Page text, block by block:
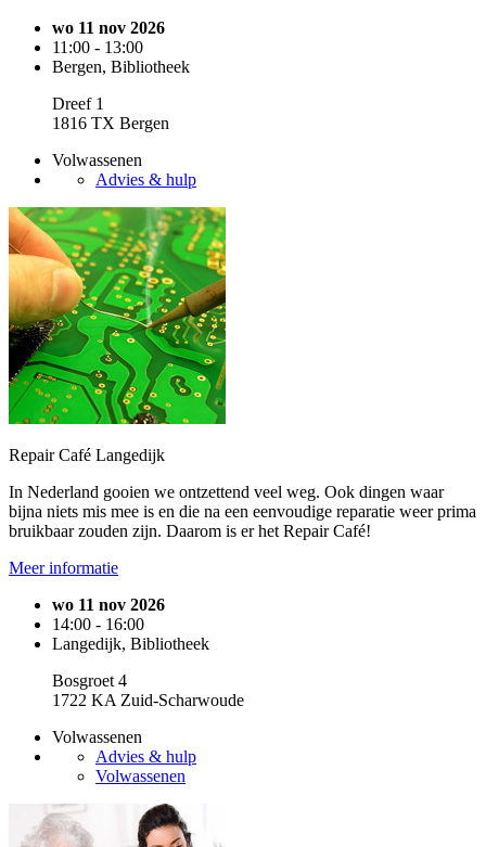
wo 11 nov 2026
11:00 - 13:00
Bergen, Bibliotheek
Dreef 1
1816 TX Bergen
Volwassenen
Advies & hulp
Repair Café Langedijk
In Nederland gooien we ontzettend veel weg. Ook dingen waar
bijna niets mis mee is en die na een eenvoudige reparatie weer prima
bruikbaar zouden zijn. Daarom is er het Repair Café!
Meer informatie
wo 11 nov 2026
14:00 - 16:00
Langedijk, Bibliotheek
Bosgroet 4
1722 KA Zuid-Scharwoude
Volwassenen
Advies & hulp
Volwassenen